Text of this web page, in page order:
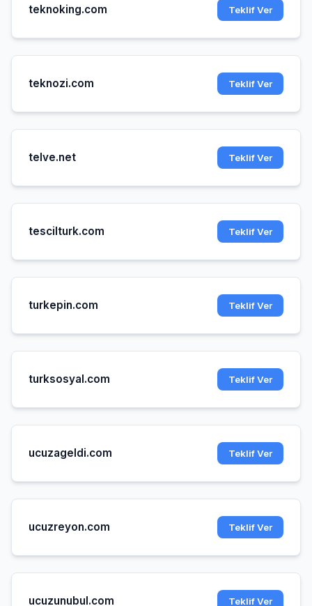
teknoking.com Teklif Ver
teknozi.com Teklif Ver
telve.net Teklif Ver
tescilturk.com Teklif Ver
turkepin.com Teklif Ver
turksosyal.com Teklif Ver
ucuzageldi.com Teklif Ver
ucuzreyon.com Teklif Ver
ucuzunubul.com Teklif Ver